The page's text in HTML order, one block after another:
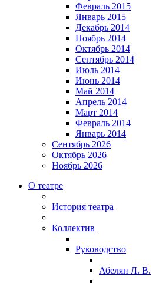
Февраль 2015
Январь 2015
Декабрь 2014
Ноябрь 2014
Октябрь 2014
Сентябрь 2014
Июль 2014
Июнь 2014
Май 2014
Апрель 2014
Март 2014
Февраль 2014
Январь 2014
Сентябрь 2026
Октябрь 2026
Ноябрь 2026
О театре
История театра
Коллектив
Руководство
Абелян Л. В.